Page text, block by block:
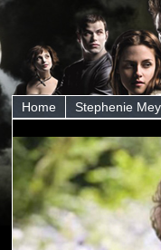
Home Stephenie